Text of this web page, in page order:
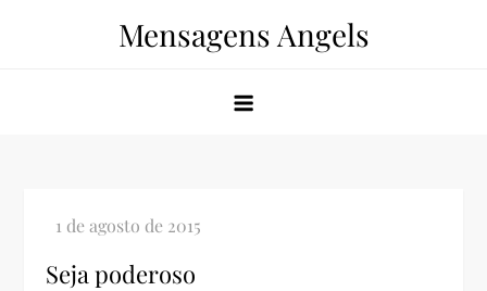
Mensagens Angels
Seja poderoso